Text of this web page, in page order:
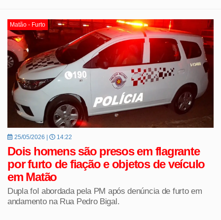
Matão - Furto
25/05/2026 | 14:22
Dois homens são presos em flagrante
por furto de fiação e objetos de veículo
em Matão
Dupla foI abordada pela PM após denúncia de furto em
andamento na Rua Pedro Bigal.